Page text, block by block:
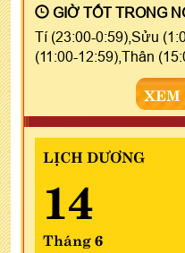
GIỜ TỐT TRONG
Tí (23:00-0:59),Sửu
(11:00-12:59),Thân
LỊCH DƯƠNG
14
Tháng 6